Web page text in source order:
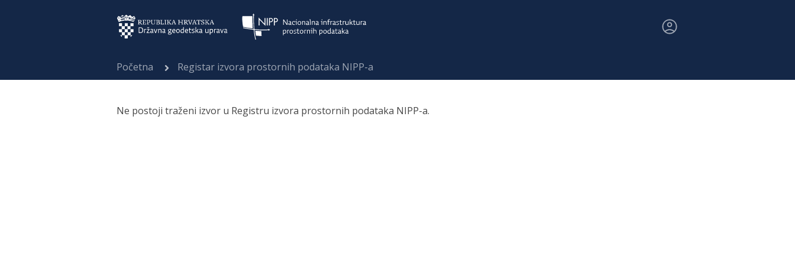
Početna Registar izvora prostornih podataka NIPP-a
Ne postoji traženi izvor u Registru izvora prostornih podataka NIPP-a.